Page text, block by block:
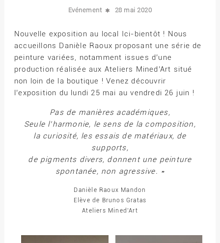
Evénement 28 mai 2020
Nouvelle exposition au local Ici-bientôt ! Nous
accueillons Danièle Raoux proposant une série de
peinture variées, notamment issues d’une
production réalisée aux Ateliers Mined’Art situé
non loin de la boutique ! Venez découvrir
l’exposition du lundi 25 mai au vendredi 26 juin !
Pas de manières académiques,
Seule l’harmonie, le sens de la composition,
la curiosité, les essais de matériaux, de
supports,
de pigments divers, donnent une peinture
spontanée, non agressive. »
Danièle Raoux Mandon
Elève de Brunos Gratas
Ateliers Mined’Art